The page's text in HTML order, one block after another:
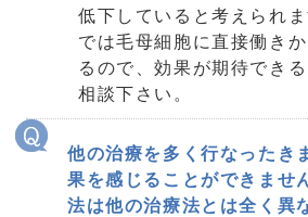
低下していると考えられ
では毛母細胞に直接働き
るので、効果が期待でき
相談下さい。
他の治療を多く行なったき
果を感じることができませ
法は他の治療法とは全く異